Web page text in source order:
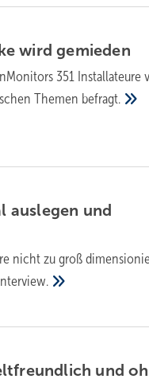
wirdgemieden
351 Installateure
Themen befragt.
auslegen und
nicht zu groß
Interview.
und